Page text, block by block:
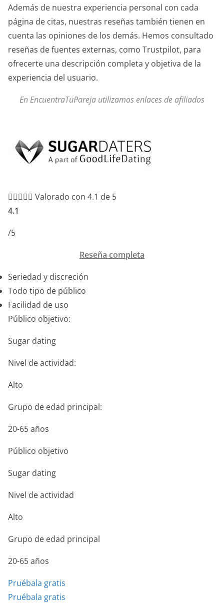
Además de nuestra experiencia personal con cada
página de citas, nuestras reseñas también tienen en
cuenta las opiniones de los demás. Hemos consultado
reseñas de fuentes externas, como Trustpilot, para
ofrecerte una descripción completa y objetiva de la
experiencia del usuario.
En EncuentraTuPareja utilizamos enlaces de afiliados
 Valorado con 4.1 de 5
4.1
/5
Reseña completa
Seriedad y discreción
Todo tipo de público
Facilidad de uso
Público objetivo:
Sugar dating
Nivel de actividad:
Alto
Grupo de edad principal:
20-65 años
Público objetivo
Sugar dating
Nivel de actividad
Alto
Grupo de edad principal
20-65 años
Pruébala gratis
Pruébala gratis